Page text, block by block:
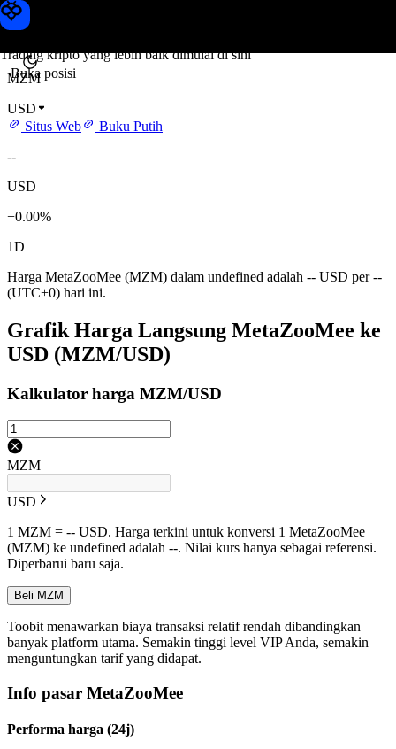
Trading kripto yang lebih baik dimulai di sini
Buka posisi
Harga MetaZooMee
MZM
USD
Situs Web
Buku Putih
--
USD
+0.00%
1D
Harga MetaZooMee (MZM) dalam undefined adalah -- USD per --
(UTC+0) hari ini.
Grafik Harga Langsung MetaZooMee ke
USD (MZM/USD)
Kalkulator harga MZM/USD
MZM
USD
1 MZM = -- USD. Harga terkini untuk konversi 1 MetaZooMee
(MZM) ke undefined adalah --. Nilai kurs hanya sebagai referensi.
Diperbarui baru saja.
Beli MZM
Toobit menawarkan biaya transaksi relatif rendah dibandingkan
banyak platform utama. Semakin tinggi level VIP Anda, semakin
menguntungkan tarif yang didapat.
Info pasar MetaZooMee
Performa harga (24j)